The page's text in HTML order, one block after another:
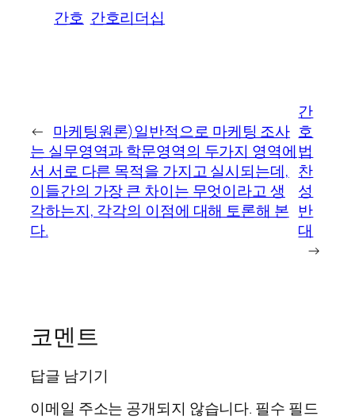
간호 간호리더십
← 마케팅원론)일반적으로 마케팅 조사
는 실무영역과 학문영역의 두가지 영역에
서 서로 다른 목적을 가지고 실시되는데,
이들간의 가장 큰 차이는 무엇이라고 생
각하는지, 각각의 이점에 대해 토론해 본
다.
간
호
법
찬
성
반
대
→
코멘트
답글 남기기
이메일 주소는 공개되지 않습니다. 필수 필드